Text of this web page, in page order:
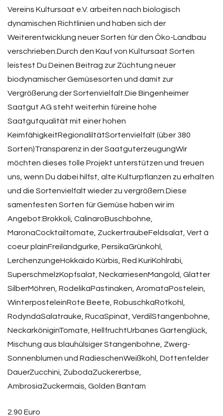
Vereins Kultursaat e.V. arbeiten nach biologisch
dynamischen Richtlinien und haben sich der
Weiterentwicklung neuer Sorten für den Öko-Landbau
verschrieben.Durch den Kauf von Kultursaat Sorten
leistest Du Deinen Beitrag zur Züchtung neuer
biodynamischer Gemüsesorten und damit zur
Vergrößerung der Sortenvielfalt.Die Bingenheimer
Saatgut AG steht weiterhin füreine hohe
Saatgutqualität mit einer hohen
KeimfähigkeitRegionaliltätSortenvielfalt (über 380
Sorten)Transparenz in der SaatguterzeugungWir
möchten dieses tolle Projekt unterstützen und freuen
uns, wenn Du dabei hilfst, alte Kulturpflanzen zu erhalten
und die Sortenvielfalt wieder zu vergrößern.Diese
samenfesten Sorten für Gemüse haben wir im
Angebot:Brokkoli, CalinaroBuschbohne,
MaronaCocktailtomate, ZuckertraubeFeldsalat, Vert à
coeur plainFreilandgurke, PersikaGrünkohl,
LerchenzungeHokkaido Kürbis, Red KuriKohlrabi,
SuperschmelzKopfsalat, NeckarriesenMangold, Glatter
SilberMöhren, RodelikaPastinaken, AromataPostelein,
WinterposteleinRote Beete, RobuschkaRotkohl,
RodyndaSalatrauke, RucaSpinat, VerdilStangenbohne,
NeckarköniginTomate, HellfruchtUrbanes Gartenglück,
Mischung aus blauhülsiger Stangenbohne, Zwerg-
Sonnenblumen und RadieschenWeißkohl, Dottenfelder
DauerZucchini, ZubodaZuckererbse,
AmbrosiaZuckermais, Golden Bantam
2.90 Euro